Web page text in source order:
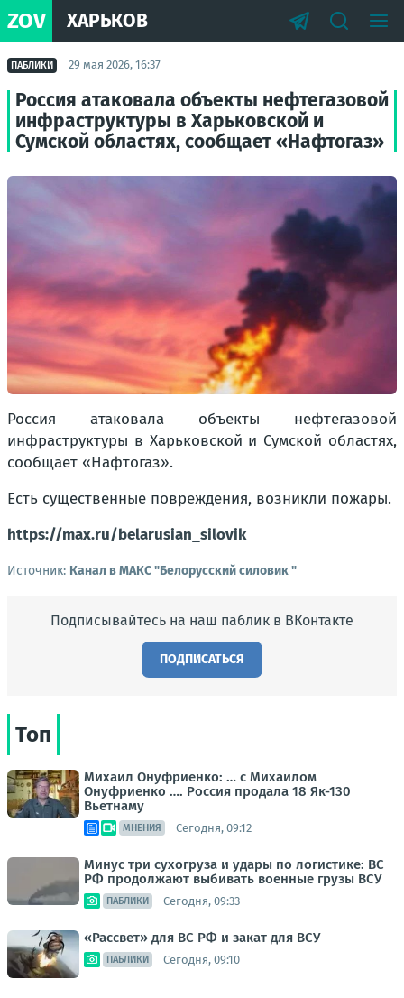
ZOV ХАРЬКОВ
ПАБЛИКИ 29 мая 2026, 16:37
Россия атаковала объекты нефтегазовой
инфраструктуры в Харьковской и
Сумской областях, сообщает «Нафтогаз»
Россия атаковала объекты нефтегазовой
инфраструктуры в Харьковской и Сумской областях,
сообщает «Нафтогаз».
Есть существенные повреждения, возникли пожары.
https://max.ru/belarusian_silovik
Источник: Канал в МАКС "Белорусский силовик "
Подписывайтесь на наш паблик в ВКонтакте
ПОДПИСАТЬСЯ
Топ
Михаил Онуфриенко: … с Михаилом
Онуфриенко …. Россия продала 18 Як-130
Вьетнаму
МНЕНИЯ Сегодня, 09:12
Минус три сухогруза и удары по логистике: ВС
РФ продолжают выбивать военные грузы ВСУ
ПАБЛИКИ Сегодня, 09:33
«Рассвет» для ВС РФ и закат для ВСУ
ПАБЛИКИ Сегодня, 09:10